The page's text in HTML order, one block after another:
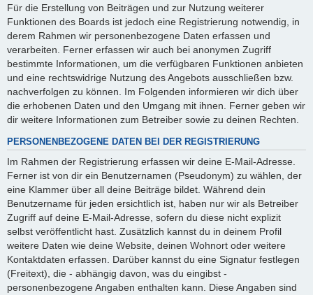
Für die Erstellung von Beiträgen und zur Nutzung weiterer
Funktionen des Boards ist jedoch eine Registrierung notwendig, in
derem Rahmen wir personenbezogene Daten erfassen und
verarbeiten. Ferner erfassen wir auch bei anonymen Zugriff
bestimmte Informationen, um die verfügbaren Funktionen anbieten
und eine rechtswidrige Nutzung des Angebots ausschließen bzw.
nachverfolgen zu können. Im Folgenden informieren wir dich über
die erhobenen Daten und den Umgang mit ihnen. Ferner geben wir
dir weitere Informationen zum Betreiber sowie zu deinen Rechten.
PERSONENBEZOGENE DATEN BEI DER REGISTRIERUNG
Im Rahmen der Registrierung erfassen wir deine E-Mail-Adresse.
Ferner ist von dir ein Benutzernamen (Pseudonym) zu wählen, der
eine Klammer über all deine Beiträge bildet. Während dein
Benutzername für jeden ersichtlich ist, haben nur wir als Betreiber
Zugriff auf deine E-Mail-Adresse, sofern du diese nicht explizit
selbst veröffentlicht hast. Zusätzlich kannst du in deinem Profil
weitere Daten wie deine Website, deinen Wohnort oder weitere
Kontaktdaten erfassen. Darüber kannst du eine Signatur festlegen
(Freitext), die - abhängig davon, was du eingibst -
personenbezogene Angaben enthalten kann. Diese Angaben sind